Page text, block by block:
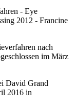
- Eye
2012 - Francine
nach
im März
David Grand
2016 in